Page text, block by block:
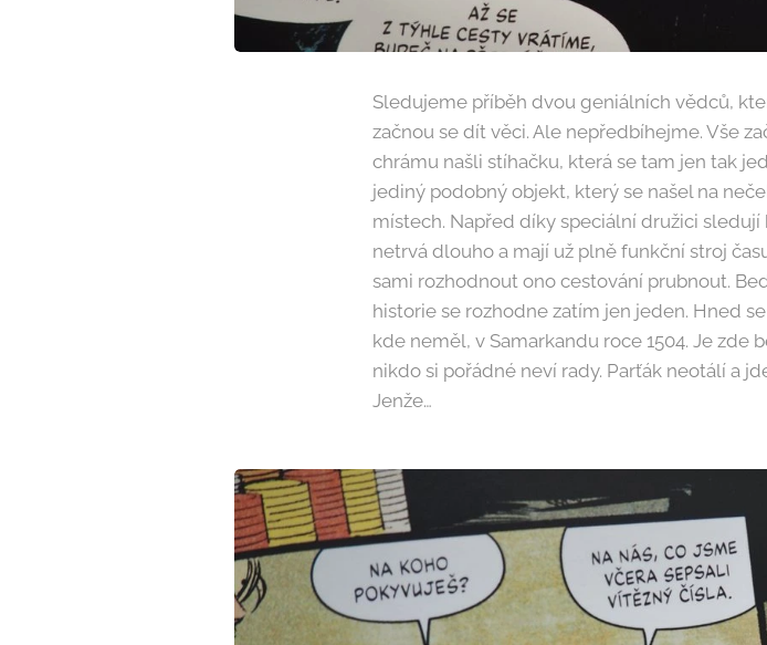
Sledujeme příběh dvou geniálních vědců,
začnou se dít věci. Ale nepředbíhejme. Vše
chrámu našli stíhačku, která se tam jen tak
jediný podobný objekt, který se našel na
místech. Napřed díky speciální družici
netrvá dlouho a mají už plně funkční stroj
sami rozhodnout ono cestování prubnout.
historie se rozhodne zatím jen jeden. Hned
kde neměl, v Samarkandu roce 1504. Je zde
nikdo si pořádné neví rady. Parťák neotálí a
Jenže…